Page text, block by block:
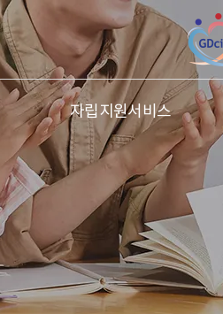
자립지원서비스